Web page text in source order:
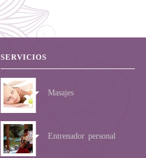
SERVICIOS
Masajes
Entrenador personal